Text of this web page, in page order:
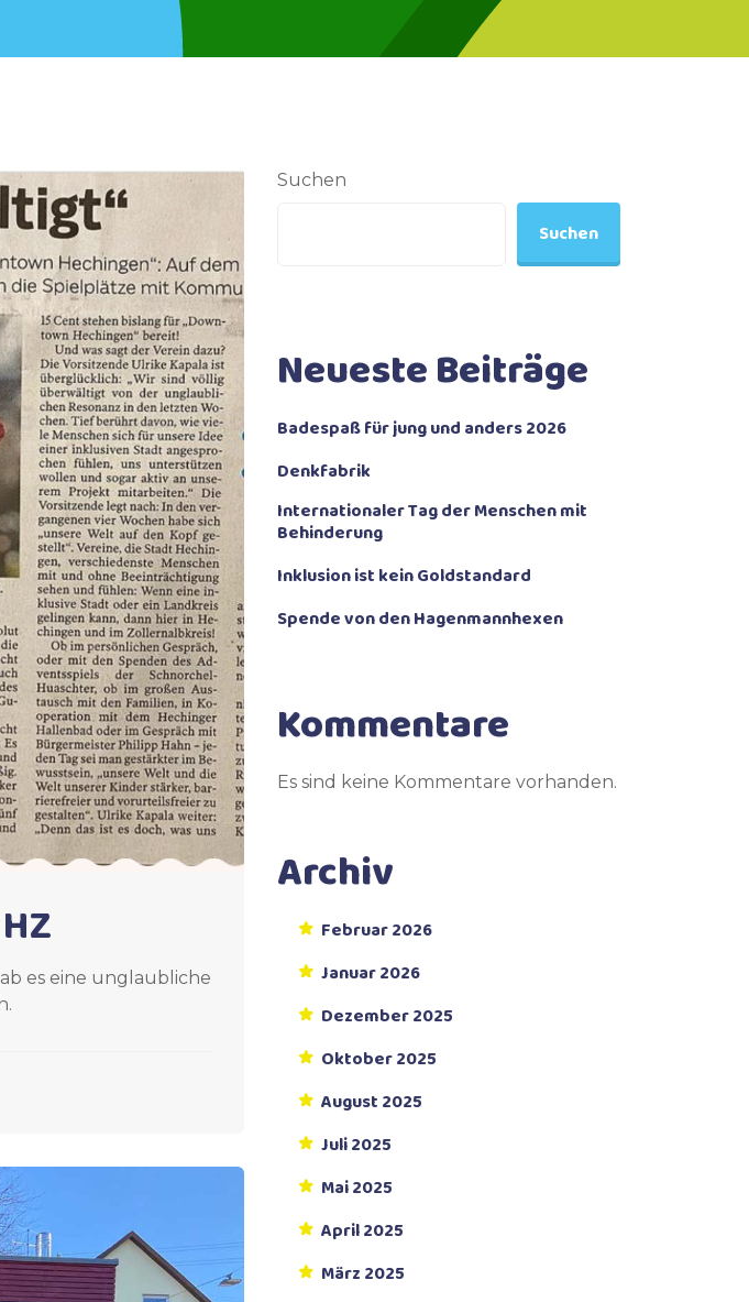
es eine unglaubliche
Suchen
Suchen
Neueste Beiträge
Badespaß für jung und anders 2026
Denkfabrik
Internationaler Tag der Menschen mit
Behinderung
Inklusion ist kein Goldstandard
Spende von den Hagenmannhexen
Kommentare
Es sind keine Kommentare vorhanden.
Archiv
Februar 2026
Januar 2026
Dezember 2025
Oktober 2025
August 2025
Juli 2025
Mai 2025
April 2025
März 2025